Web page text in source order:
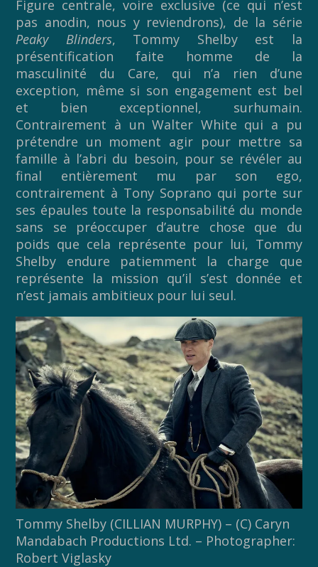
Figure centrale, voire exclusive (ce qui n’est
pas anodin, nous y reviendrons), de la série
Peaky Blinders, Tommy Shelby est la
présentification faite homme de la
masculinité du Care, qui n’a rien d’une
exception, même si son engagement est bel
et bien exceptionnel, surhumain.
Contrairement à un Walter White qui a pu
prétendre un moment agir pour mettre sa
famille à l’abri du besoin, pour se révéler au
final entièrement mu par son ego,
contrairement à Tony Soprano qui porte sur
ses épaules toute la responsabilité du monde
sans se préoccuper d’autre chose que du
poids que cela représente pour lui, Tommy
Shelby endure patiemment la charge que
représente la mission qu’il s’est donnée et
n’est jamais ambitieux pour lui seul.
Tommy Shelby (CILLIAN MURPHY) – (C) Caryn
Mandabach Productions Ltd. – Photographer:
Robert Viglasky